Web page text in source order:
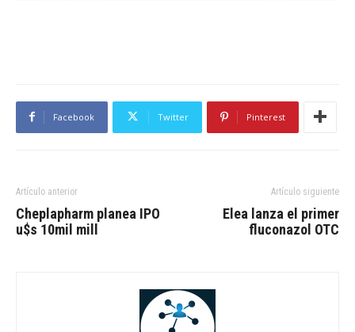
Facebook Twitter Pinterest
Artículo anterior
Cheplapharm planea IPO
u$s 10mil mill
Artículo siguiente
Elea lanza el primer
fluconazol OTC